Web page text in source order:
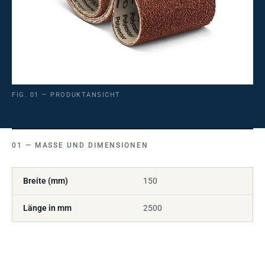
FIG. 01 — PRODUKTANSICHT
MASSE UND DIMENSIONEN
Breite (mm) 150
Länge in mm 2500